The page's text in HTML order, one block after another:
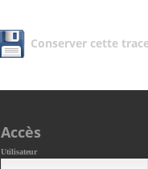
Conserver cette
Accès
Utilisateur